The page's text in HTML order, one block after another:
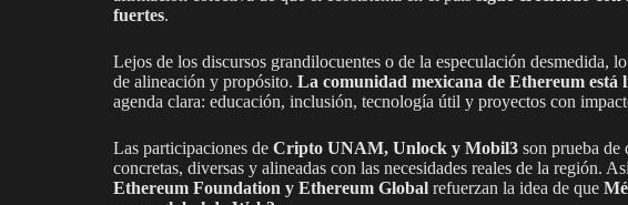
fuertes.
Lejos de los discursos grandilocuentes o de la especulación desmedida,
de alineación y propósito. La comunidad mexicana de Ethereum está
agenda clara: educación, inclusión, tecnología útil y proyectos con
Las participaciones de Cripto UNAM, Unlock y Mobil3 son prueba de
concretas, diversas y alineadas con las necesidades reales de la región.
Ethereum Foundation y Ethereum Global refuerzan la idea de que